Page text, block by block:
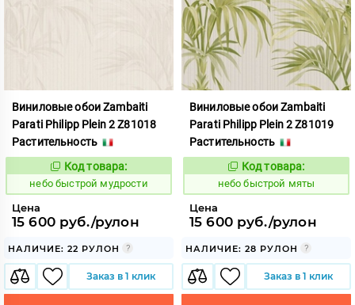
Виниловые обои Zambaiti
Parati Philipp Plein 2 Z81018
Растительность
1110430
Код товара:
небо быстрой мудрости
Цена
15 600 руб./рулон
НАЛИЧИЕ: 22 РУЛОН
Заказ в 1 клик
Виниловые обои Zambaiti
Parati Philipp Plein 2 Z81019
Растительность
1110431
Код товара:
небо быстрой мяты
Цена
15 600 руб./рулон
НАЛИЧИЕ: 28 РУЛОН
Заказ в 1 клик